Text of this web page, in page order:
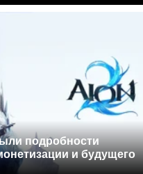
подробности
и будущего